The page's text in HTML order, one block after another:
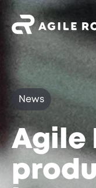
News
Agile